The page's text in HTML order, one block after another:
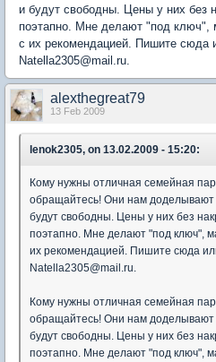
и будут свободны. Цены у них без
поэтапно. Мне делают "под ключ",
с их рекомендацией. Пишите сюда
Natella2305@mail.ru.
alexthegreat79
13 Feb 2009
lenok2305, on 13.02.2009 - 15:20:
Кому нужны отличная семейная
обращайтесь! Они нам доделывают
будут свободны. Цены у них без
поэтапно. Мне делают "под ключ",
их рекомендацией. Пишите сюда
Natella2305@mail.ru.
Кому нужны отличная семейная
обращайтесь! Они нам доделывают
будут свободны. Цены у них без
поэтапно. Мне делают "под ключ",